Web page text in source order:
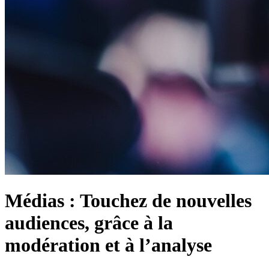
Médias : Touchez de nouvelles
audiences, grâce à la
modération et à l’analyse